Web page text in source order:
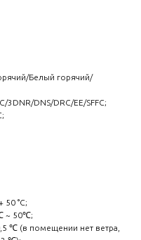
Белый горячий/
DNS/DRC/EE/SFFC;
50 °C;
~ 50℃;
℃ (в помещении нет ветра,